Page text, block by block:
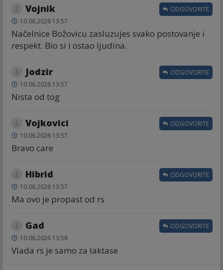
Vojnik
10.06.2026 13:57
Načelnice Božovicu zasluzujes svako postovanje i
respekt. Bio si i ostao ljudina.
ODGOVORITE
Jodzir
10.06.2026 13:57
Nista od tog
ODGOVORITE
Vojkovici
10.06.2026 13:57
Bravo care
ODGOVORITE
Hibrid
10.06.2026 13:57
Ma ovo je propast od rs
ODGOVORITE
Gad
10.06.2026 13:58
Vlada rs je samo za laktase
ODGOVORITE